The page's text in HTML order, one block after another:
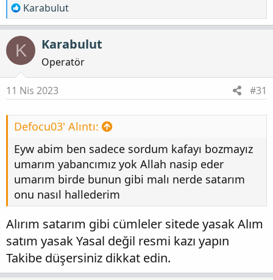
hemen içeri girmeyin havalanması lazım. Malı
görünce kafayı yemeyin birbirinize düşmeyin
öldürmeyin tavsiyelerim bunlar.
T
e
p
k
i
l
e
r
:
Karabulut
K Karabulut
Operatör
11 Nis 2023 #31
Defocu03' Alıntı:
Eyw abim ben sadece sordum kafayı bozmayız
umarım yabancımız yok Allah nasip eder
umarım birde bunun gibi malı nerde satarım
onu nasıl hallederim
Alırım satarım gibi cümleler sitede yasak Alım
satım yasak Yasal değil resmi kazı yapın
Takibe düşersiniz dikkat edin.